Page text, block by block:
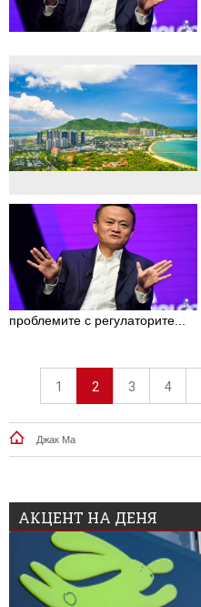
проблемите с регулаторите...
1 2 3 4
Джак Ма
АКЦЕНТ НА ДЕНЯ